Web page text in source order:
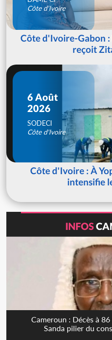
Côte d'Ivoire
Côte d'Ivoire-Gabon
reçoit
6 Août
2026
SODECI
Côte d'Ivoire
Côte d'Ivoire : À
intensifie
INFOS
Cameroun : Décès à
Sanda pilier du